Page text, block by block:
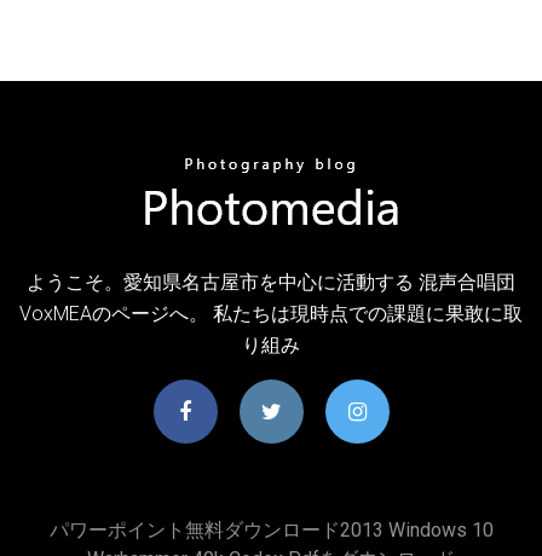
ようこそ。愛知県名古屋市を中心に活動する 混声合唱団
VoxMEAのページへ。 私たちは現時点での課題に果敢に取
り組み
パワーポイント無料ダウンロード2013 Windows 10